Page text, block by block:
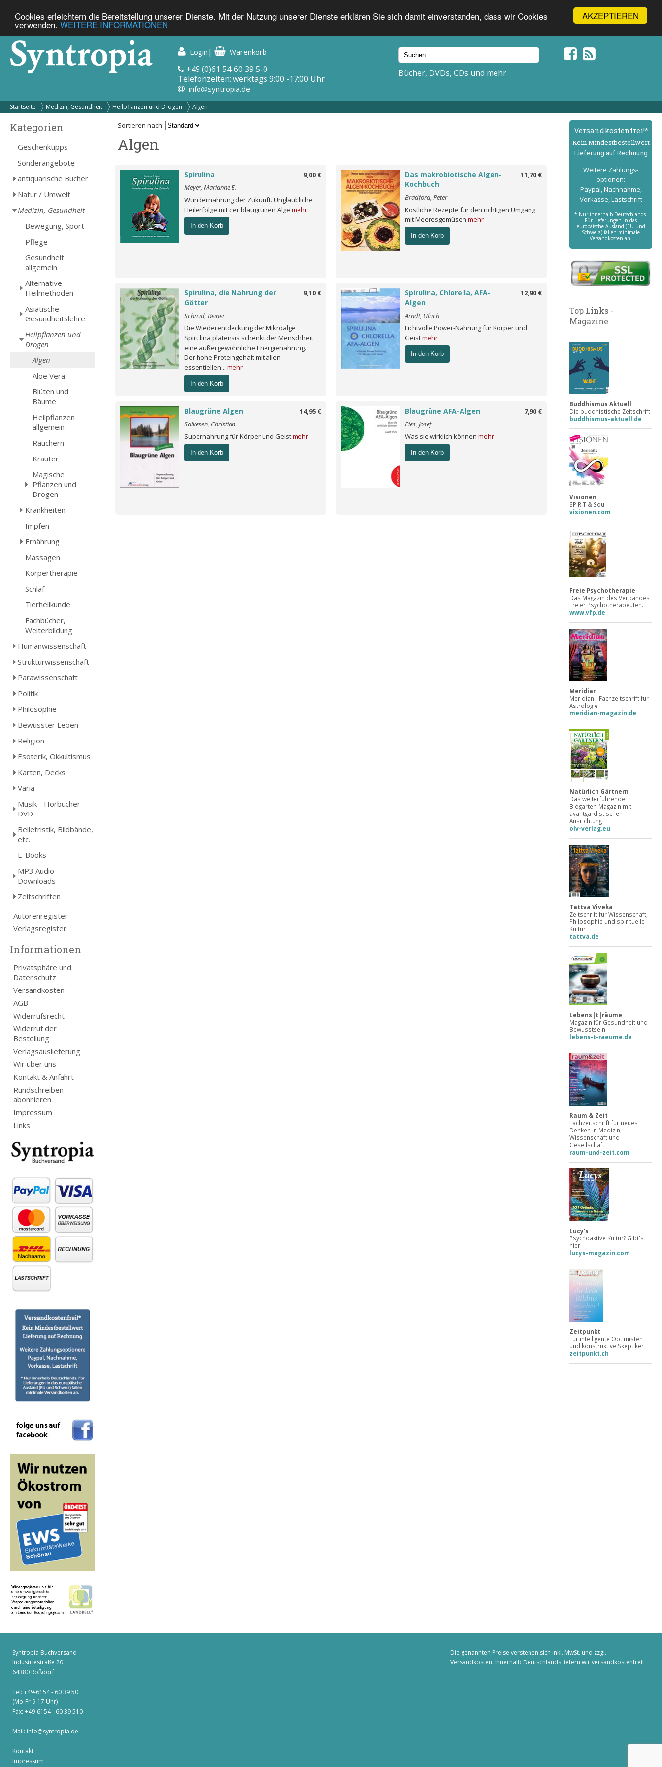
AKZEPTIEREN
Cookies erleichtern die Bereitstellung unserer Dienste. Mit der Nutzung unserer Dienste erklären Sie sich damit einverstanden, dass wir Cookies
verwenden. WEITERE INFORMATIONEN
Login | Warenkorb
+49 (0)61 54-60 39 5-0
Telefonzeiten: werktags 9:00 -17:00 Uhr
info@syntropia.de
Bücher, DVDs, CDs und mehr
Startseite Medizin, Gesundheit Heilpflanzen und Drogen Algen
Kategorien
Geschenktipps
Sonderangebote
antiquarische Bücher
Natur / Umwelt
Medizin, Gesundheit
Bewegung, Sport
Pflege
Gesundheit
allgemein
Alternative
Heilmethoden
Asiatische
Gesundheitslehre
Heilpflanzen und
Drogen
Algen
Aloe Vera
Blüten und
Bäume
Heilpflanzen
allgemein
Räuchern
Kräuter
Magische
Pflanzen und
Drogen
Krankheiten
Impfen
Ernährung
Massagen
Körpertherapie
Schlaf
Tierheilkunde
Fachbücher,
Weiterbildung
Humanwissenschaft
Strukturwissenschaft
Parawissenschaft
Politik
Philosophie
Bewusster Leben
Religion
Esoterik, Okkultismus
Karten, Decks
Varia
Musik - Hörbücher -
DVD
Belletristik, Bildbände,
etc.
E-Books
MP3 Audio
Downloads
Zeitschriften
Autorenregister
Verlagsregister
Informationen
Privatsphäre und
Datenschutz
Versandkosten
AGB
Widerrufsrecht
Widerruf der
Bestellung
Verlagsauslieferung
Wir über uns
Kontakt & Anfahrt
Rundschreiben
abonnieren
Impressum
Links
Sortieren nach:
Algen
9,00 €
Spirulina
Meyer, Marianne E.
Wundernahrung der Zukunft. Unglaubliche
Heilerfolge mit der blaugrünen Alge mehr
In den Korb
11,70 €
Das makrobiotische Algen-
Kochbuch
Bradford, Peter
Köstliche Rezepte für den richtigen Umgang
mit Meeresgemüsen mehr
In den Korb
9,10 €
Spirulina, die Nahrung der
Götter
Schmid, Reiner
Die Wiederentdeckung der Mikroalge
Spirulina platensis schenkt der Menschheit
eine außergewöhnliche Energienahrung.
Der hohe Proteingehalt mit allen
essentiellen... mehr
In den Korb
12,90 €
Spirulina, Chlorella, AFA-
Algen
Arndt, Ulrich
Lichtvolle Power-Nahrung für Körper und
Geistmehr
In den Korb
14,95 €
Blaugrüne Algen
Salvesen, Christian
Supernahrung für Körper und Geistmehr
In den Korb
7,90 €
Blaugrüne AFA-Algen
Pies, Josef
Was sie wirklich können mehr
In den Korb
Versand­kostenfrei!*
Kein Mindest­bestell­wert
Lieferung auf Rechnung
Weitere Zahlungs­
optionen:
Paypal, Nachnahme,
Vorkasse, Lastschrift
* Nur innerhalb Deutschlands.
Für Lieferungen in das
europäische Ausland (EU und
Schweiz) fallen minimale
Versandkosten an.
Top Links -
Magazine
Buddhismus Aktuell
Die buddhistische Zeitschrift
buddhismus-aktuell.de
Visionen
SPIRIT & Soul
visionen.com
Freie Psychotherapie
Das Magazin des Verbandes
Freier Psychotherapeuten..
www.vfp.de
Meridian
Meridian - Fachzeitschrift für
Astrologie
meridian-magazin.de
Natürlich Gärtnern
Das weiterführende
Biogarten-Magazin mit
avantgardistischer
Ausrichtung
olv-verlag.eu
Tattva Viveka
Zeitschrift für Wissenschaft,
Philosophie und spirituelle
Kultur
tattva.de
Lebens|t|räume
Magazin für Gesundheit und
Bewusstsein
lebens-t-raeume.de
Raum & Zeit
Fachzeitschrift für neues
Denken in Medizin,
Wissenschaft und
Gesellschaft
raum-und-zeit.com
Lucy's
Psychoaktive Kultur? Gibt's
hier!
lucys-magazin.com
Zeitpunkt
Für intelligente Optimisten
und konstruktive Skeptiker
zeitpunkt.ch
Syntropia Buchversand
Industriestraße 20
64380 Roßdorf
Tel: +49-6154 - 60 39 50
(Mo-Fr 9-17 Uhr)
Fax: +49-6154 - 60 39 510
Mail: info@syntropia.de
Kontakt
Impressum
Die genannten Preise verstehen sich inkl. MwSt. und zzgl.
Versandkosten. Innerhalb Deutschlands liefern wir versandkostenfrei!